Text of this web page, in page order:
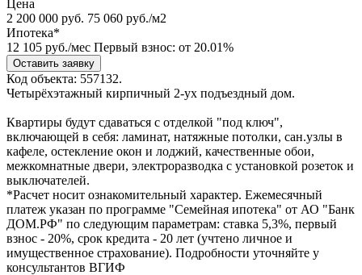
Цена
2 200 000 руб. 75 060 руб./м2
Ипотека*
12 105 руб./мес Первый взнос: от 20.01%
Оставить заявку
Код объекта: 557132.
Четырёхэтажный кирпичный 2-ух подъездный дом.
Квартиры будут сдаваться с отделкой "под ключ",
включающей в себя: ламинат, натяжные потолки, сан.узлы в
кафеле, остекление окон и лоджий, качественные обои,
межкомнатные двери, электроразводка с установкой розеток и
выключателей.
*Расчет носит ознакомительный характер. Ежемесячный
платеж указан по программе "Семейная ипотека" от АО "Банк
ДОМ.РФ" по следующим параметрам: ставка 5,3%, первый
взнос - 20%, срок кредита - 20 лет (учтено личное и
имущественное страхование). Подробности уточняйте у
консультантов ВГИФ